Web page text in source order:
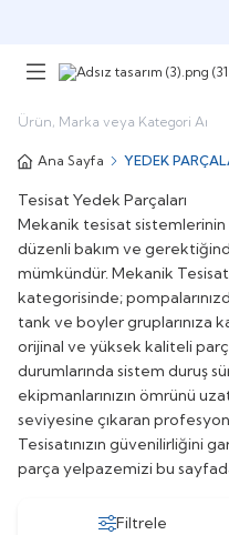
Ana Sayfa YEDEK
Tesisat Yedek Parçaları
Mekanik tesisat sistemlerinin
düzenli bakım ve
mümkündür. Mekanik
kategorisinde;
tank ve boyler gruplarınıza
orijinal ve yüksek kaliteli
durumlarında sistem duruş
ekipmanlarınızın ömrünü
seviyesine çıkaran
Tesisatınızın güvenilirliğini
parça yelpazemizi bu
Filtrele